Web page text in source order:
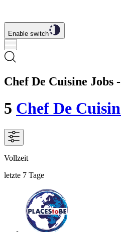
Enable switch
Chef De Cuisine Jobs
5 Chef De
Vollzeit
letzte 7 Tage